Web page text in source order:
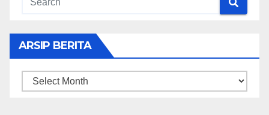
ARSIP BERITA
ARSIP